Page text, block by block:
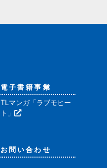
電子書籍事業
TLマンガ「ラブモヒー
ト」
お問い合わせ